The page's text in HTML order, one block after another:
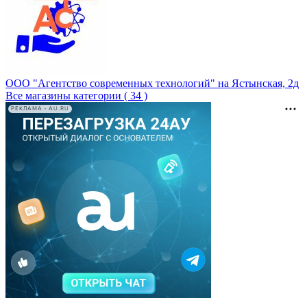
ООО "Агентство современных технологий" на Ястынская, 2д
Все магазины категории ( 34 )
РЕКЛАМА • AU.RU